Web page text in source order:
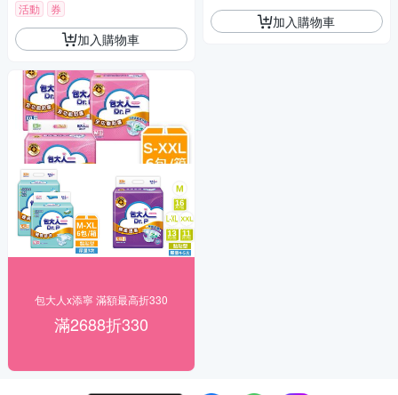
活動
券
加入購物車
包大人x添寧 滿額最高折330
滿2688折330
加入購物車